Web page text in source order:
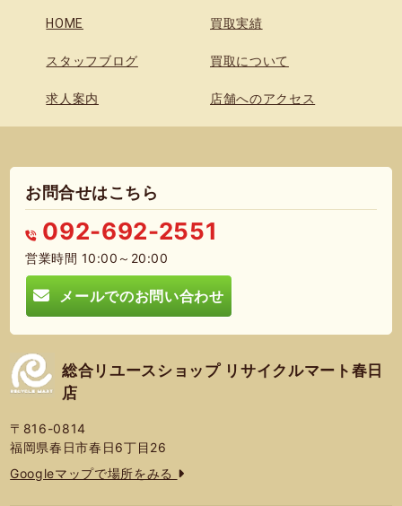
HOME 買取実績
スタッフブログ 買取について
求人案内 店舗へのアクセス
お問合せはこちら
092-692-2551
営業時間 10:00～20:00
メールでのお問い合わせ
総合リユースショップ リサイクルマート春日
店
〒816-0814
福岡県春日市春日6丁目26
Googleマップで場所をみる